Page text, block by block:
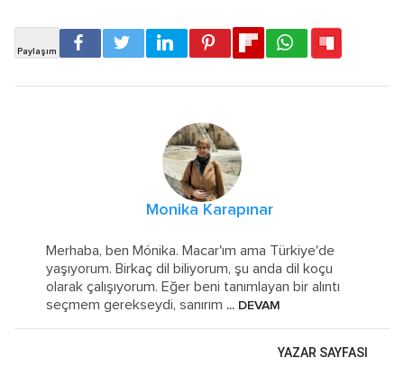
Monika Karapınar
Merhaba, ben Mónika. Macar'ım ama Türkiye'de
yaşıyorum. Birkaç dil biliyorum, şu anda dil koçu
olarak çalışıyorum. Eğer beni tanımlayan bir alıntı
seçmem gerekseydi, sanırım ... DEVAM
YAZAR SAYFASI